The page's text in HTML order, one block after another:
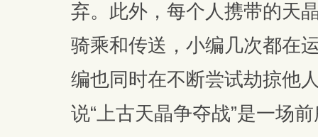
弃。此外，每个人携带的天
骑乘和传送，小编几次都在
编也同时在不断尝试劫掠他
说“上古天晶争夺战”是一场